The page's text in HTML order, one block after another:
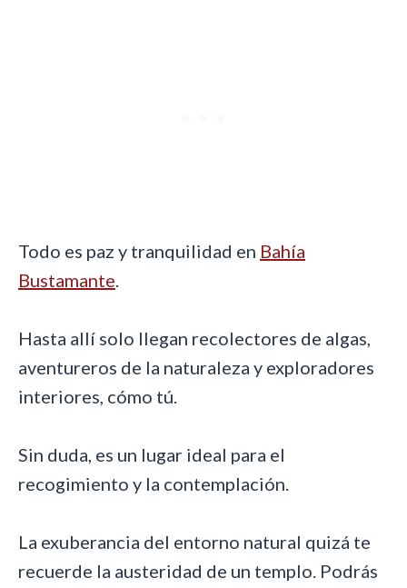
Todo es paz y tranquilidad en Bahía
Bustamante.
Hasta allí solo llegan recolectores de algas,
aventureros de la naturaleza y exploradores
interiores, cómo tú.
Sin duda, es un lugar ideal para el
recogimiento y la contemplación.
La exuberancia del entorno natural quizá te
recuerde la austeridad de un templo. Podrás